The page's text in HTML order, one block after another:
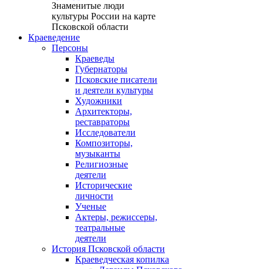
Знаменитые люди
культуры России на карте
Псковской области
Краеведение
Персоны
Краеведы
Губернаторы
Псковские писатели
и деятели культуры
Художники
Архитекторы,
реставраторы
Исследователи
Композиторы,
музыканты
Религиозные
деятели
Исторические
личности
Ученые
Актеры, режиссеры,
театральные
деятели
История Псковской области
Краеведческая копилка